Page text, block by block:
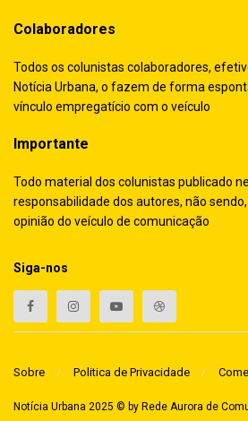
Colaboradores
Todos os colunistas colaboradores,
Notícia Urbana, o fazem de forma
vínculo empregatício com o veículo
Importante
Todo material dos colunistas publicado
responsabilidade dos autores, não
opinião do veículo de comunicação
Siga-nos
Sobre Politica de Privacidade
Notícia Urbana 2025 © by Rede Aurora de